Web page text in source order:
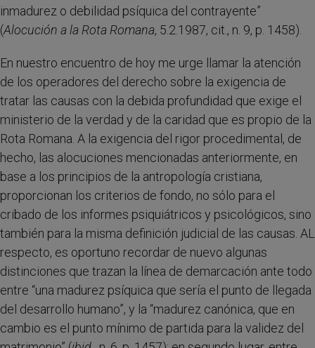
inmadurez o debilidad psíquica del contrayente”
(Alocución a la Rota Romana, 5.2.1987, cit., n. 9, p. 1458).
En nuestro encuentro de hoy me urge llamar la atención
de los operadores del derecho sobre la exigencia de
tratar las causas con la debida profundidad que exige el
ministerio de la verdad y de la caridad que es propio de la
Rota Romana. A la exigencia del rigor procedimental, de
hecho, las alocuciones mencionadas anteriormente, en
base a los principios de la antropología cristiana,
proporcionan los criterios de fondo, no sólo para el
cribado de los informes psiquiátricos y psicológicos, sino
también para la misma definición judicial de las causas. AL
respecto, es oportuno recordar de nuevo algunas
distinciones que trazan la línea de demarcación ante todo
entre “una madurez psíquica que sería el punto de llegada
del desarrollo humano”, y la “madurez canónica, que en
cambio es el punto mínimo de partida para la validez del